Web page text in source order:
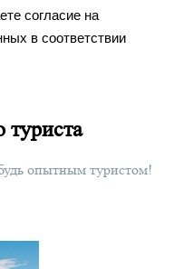
согласие на
в соответствии
туриста
опытным туристом!